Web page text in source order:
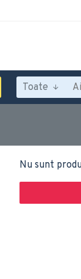
Toate
Nu sunt